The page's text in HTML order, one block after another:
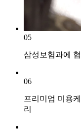
05
삼성보험과에
06
프리미엄 미용
리